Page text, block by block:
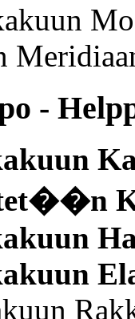
-